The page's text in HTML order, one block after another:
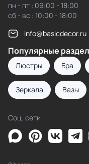
пн - пт : 09:00 - 18:00
сб - вс : 10:00 - 18:00
info@basicdecor.ru
Популярные
Люстры Бра
Зеркала Вазы
Соц. сети